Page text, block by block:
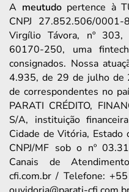
A meutudopertence à
CNPJ 27.852.506/
Virgílio Távora, nº 303,
60170-250, uma
consignados. Nossa
4.935, de 29 de julho de
de correspondentes no
PARATI CRÉDITO,
S/A, instituição
Cidade de Vitória,
CNPJ/MF sob o nº
Canais de
cfi.com.br / Telefone: